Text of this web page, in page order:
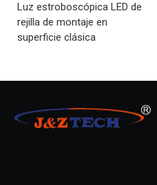
Luz estroboscópica LED de
rejilla de montaje en
superficie clásica